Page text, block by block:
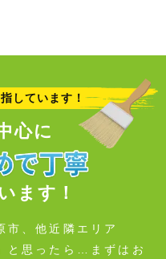
しています！
心に
ます！
市、他近隣エリア
と思ったら…まずはお